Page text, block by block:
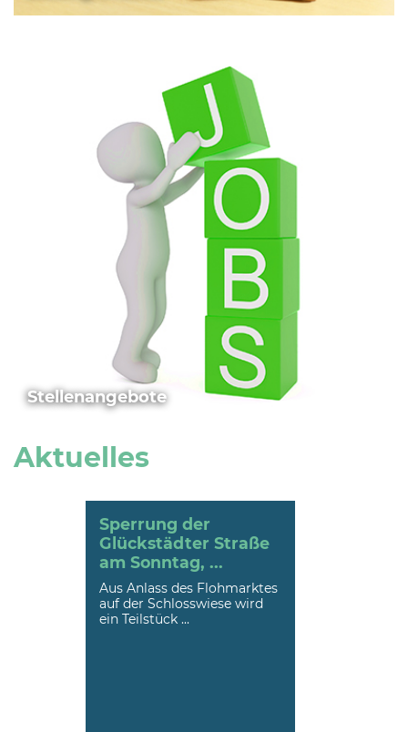
Stellenangebote
Aktuelles
Sperrung der
Glückstädter Straße
am Sonntag, ...
Aus Anlass des Flohmarktes
auf der Schlosswiese wird
ein Teilstück ...